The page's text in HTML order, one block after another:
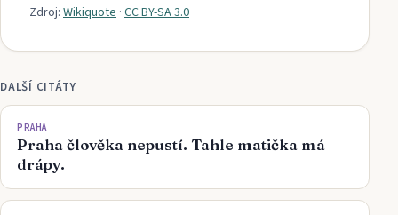
Zdroj: Wikiquote · CC BY-SA 3.0
DALŠÍ CITÁTY
PRAHA
Praha člověka nepustí. Tahle matička má
drápy.